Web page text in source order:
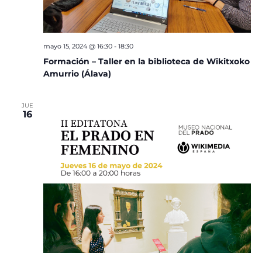
Formación – Taller en la biblioteca de Wikitxoko
Amurrio (Álava)
mayo 15, 2024 @ 16:30- 18:30
JUE
16